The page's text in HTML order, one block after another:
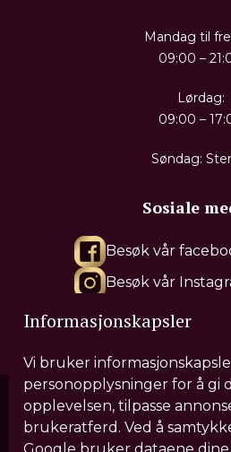
Informasjonskapsler
Vi bruker
personopplysninger for å gi
opplevelsen, tilpasse
brukeratferd. Ved å
Mandag til
09:00 –
Lørdag:
09:00 –
Søndag:
Sosiale
Besøk vår
Besøk vår
Besøk vår
Våre